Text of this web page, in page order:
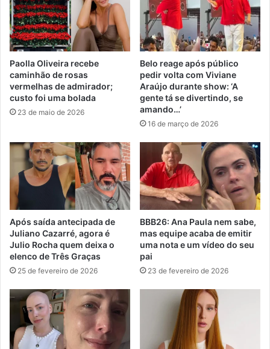
Paolla Oliveira recebe
caminhão de rosas
vermelhas de admirador;
custo foi uma bolada
23 de maio de 2026
Belo reage após público
pedir volta com Viviane
Araújo durante show: ‘A
gente tá se divertindo, se
amando…’
16 de março de 2026
Após saída antecipada de
Juliano Cazarré, agora é
Julio Rocha quem deixa o
elenco de Três Graças
25 de fevereiro de 2026
BBB26: Ana Paula nem sabe,
mas equipe acaba de emitir
uma nota e um vídeo do seu
pai
23 de fevereiro de 2026